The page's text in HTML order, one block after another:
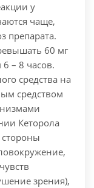
у
чаще,
препарата.
60 мг
– 8 часов.
средства на
средством
Кеторола
зрения),